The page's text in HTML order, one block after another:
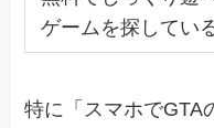
ゲームを探してい
特に「スマホでGTA